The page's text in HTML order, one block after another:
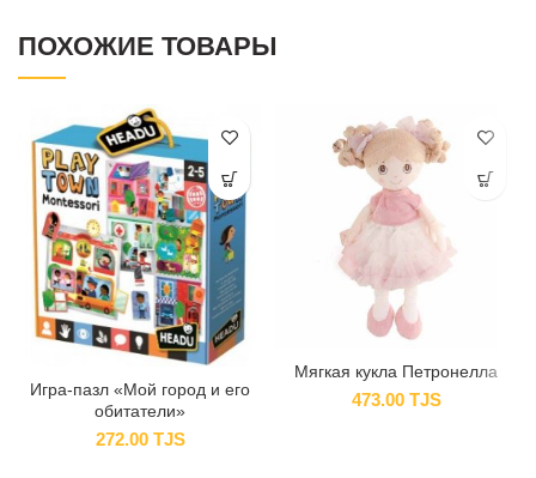
ПОХОЖИЕ ТОВАРЫ
Игра-пазл «Мой город и его
обитатели»
272.00 TJS
Мягкая кукла Петронелла
473.00 TJS